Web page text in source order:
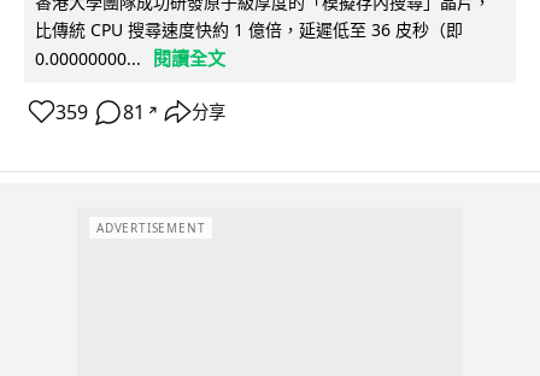
比傳統 CPU 搜尋速度快約 1 億倍，延遲低至 36 皮秒（即
0.00000000...
閱讀全文
359 81 ↗ 分享
ADVERTISEMENT